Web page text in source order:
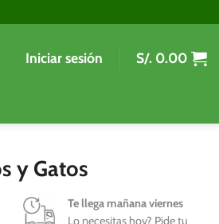
Iniciar sesión S/. 0.00
y Gatos
Te llega mañana viernes
Lo necesitas hoy? Pide tu